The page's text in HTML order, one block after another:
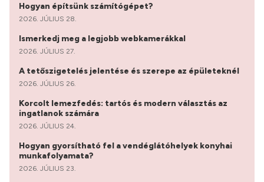
Hogyan építsünk számítógépet?
2026. JÚLIUS 28.
Ismerkedj meg a legjobb webkamerákkal
2026. JÚLIUS 27.
A tetőszigetelés jelentése és szerepe az épületeknél
2026. JÚLIUS 26.
Korcolt lemezfedés: tartós és modern választás az
ingatlanok számára
2026. JÚLIUS 24.
Hogyan gyorsítható fel a vendéglátóhelyek konyhai
munkafolyamata?
2026. JÚLIUS 23.